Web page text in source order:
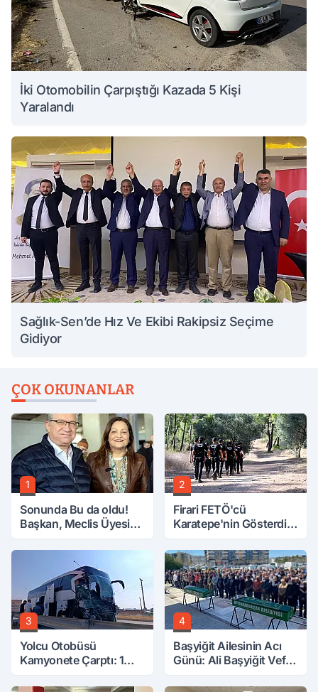
İki Otomobilin Çarpıştığı Kazada 5 Kişi
Yaralandı
Sağlık-Sen’de Hız Ve Ekibi Rakipsiz Seçime
Gidiyor
ÇOK OKUNANLAR
1
Sonunda Bu da oldu!
Başkan, Meclis Üyesini
Attırdı
2
Firari FETÖ'cü
Karatepe'nin Gösterdiği
Aranıyor
3
Yolcu Otobüsü
Kamyonete Çarptı: 1
4
Başyiğit Ailesinin Acı
Günü: Ali Başyiğit Vefat